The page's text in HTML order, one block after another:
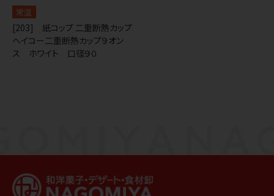
常温
[203] 紙コップ 二重断熱カップ
ヘイコー二重断熱カップ９オン
ス ホワイト 口径９０